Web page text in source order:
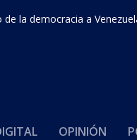
la democracia a
OPINIÓN